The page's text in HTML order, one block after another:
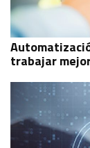
trabajar